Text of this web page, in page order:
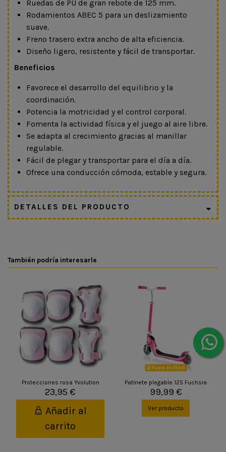
Ruedas de PU de gran rebote de 125 mm.
Rodamientos ABEC 5 para un deslizamiento
suave.
Freno trasero extra ancho de alta eficiencia.
Diseño ligero, resistente y fácil de transportar.
Beneficios
Favorece el desarrollo del equilibrio y la
coordinación.
Potencia la motricidad y el control corporal.
Fomenta la actividad física y el juego al aire libre.
Se adapta al crecimiento gracias al manillar
regulable.
Fácil de plegar y transportar para el día a día.
Ofrece una conducción cómoda, estable y segura.
DETALLES DEL PRODUCTO
También podría interesarle
Protecciones rosa Yvolution
23,95 €
Añadir al
carrito
Fuera de Stock
Patinete plegable 125 Fuchsia
99,99 €
Ver producto